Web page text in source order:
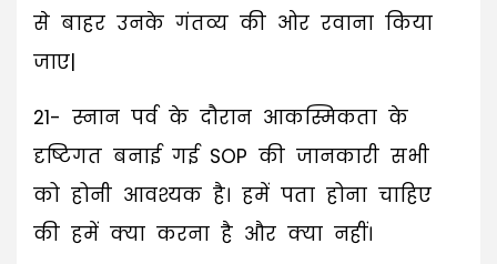
से बाहर उनके गंतव्य की ओर रवाना किया
जाए|
21- स्नान पर्व के दौरान आकस्मिकता के
दृष्टिगत बनाई गई SOP की जानकारी सभी
को होनी आवश्यक है। हमें पता होना चाहिए
की हमें क्या करना है और क्या नहीं।